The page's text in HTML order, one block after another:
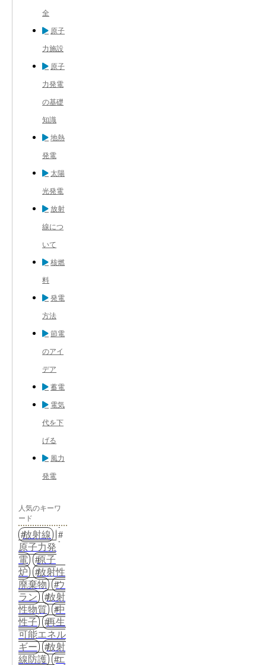
全
原子
力施設
原子
力発電
の基礎
知識
地熱
発電
太陽
光発電
放射
線につ
いて
核燃
料
発電
方法
節電
のアイ
デア
蓄電
電気
代を下
げる
風力
発電
人気のキーワ
ード
放射線
原子力発
電
原子
炉
放射性
廃棄物
ウ
ラン
放射
性物質
中
性子
再生
可能エネル
ギー
放射
線防護
エ